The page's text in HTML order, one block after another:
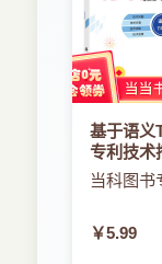
9.8 大数据
9.9 大数据
9.10 中国成
第二部分 电
10.1 中国
10.2 国内
10.3 智能
第11章 电
11.1 电力
基于语义
专利技术
当科图书
￥5.99